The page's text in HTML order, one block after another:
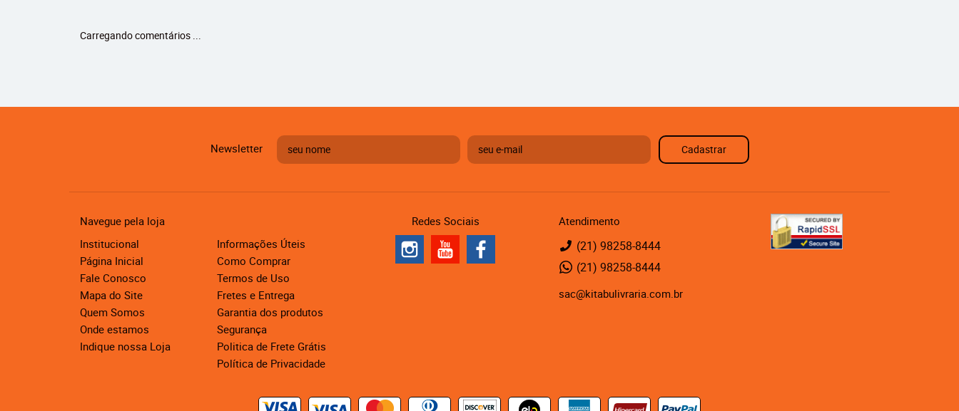
Carregando comentários ...
Newsletter Cadastrar
Navegue pela loja
Institucional
Página Inicial
Fale Conosco
Mapa do Site
Quem Somos
Onde estamos
Indique nossa Loja
Informações Úteis
Como Comprar
Termos de Uso
Fretes e Entrega
Garantia dos produtos
Segurança
Politica de Frete Grátis
Política de Privacidade
Redes Sociais Atendimento
(21) 98258-8444
(21) 98258-8444
sac@kitabulivraria.com.br